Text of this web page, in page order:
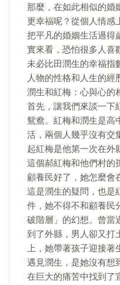
那麼，在如此相似的婚
更幸福呢？從個人情感
把平凡的婚姻生活過得
實來看，恐怕很多人喜
未必比田潤生的幸福指
人物的性格和人生的經
潤生和紅梅：心與心的
首先，讓我們來談一下
鴛鴦。紅梅和潤生是高
活，兩個人幾乎沒有交
起紅梅是他第一次在外
這個郝紅梅和他們村的
顧養民好了，她怎麼會
這是潤生的疑問，也是
件，她不得不和顧養民
破階層」的幻想。曾當
到了外縣，男人卻又打
上，她帶著孩子迎接著
遇見潤生，是她沒有想
在巨大的痛苦中找到了